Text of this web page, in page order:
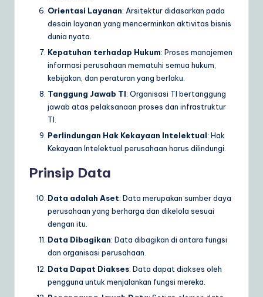
Orientasi Layanan: Arsitektur didasarkan pada
desain layanan yang mencerminkan aktivitas bisnis
dunia nyata.
Kepatuhan terhadap Hukum: Proses manajemen
informasi perusahaan mematuhi semua hukum,
kebijakan, dan peraturan yang berlaku.
Tanggung Jawab TI: Organisasi TI bertanggung
jawab atas pelaksanaan proses dan infrastruktur
TI.
Perlindungan Hak Kekayaan Intelektual: Hak
Kekayaan Intelektual perusahaan harus dilindungi.
Prinsip Data
Data adalah Aset: Data merupakan sumber daya
perusahaan yang berharga dan dikelola sesuai
dengan itu.
Data Dibagikan: Data dibagikan di antara fungsi
dan organisasi perusahaan.
Data Dapat Diakses: Data dapat diakses oleh
pengguna untuk menjalankan fungsi mereka.